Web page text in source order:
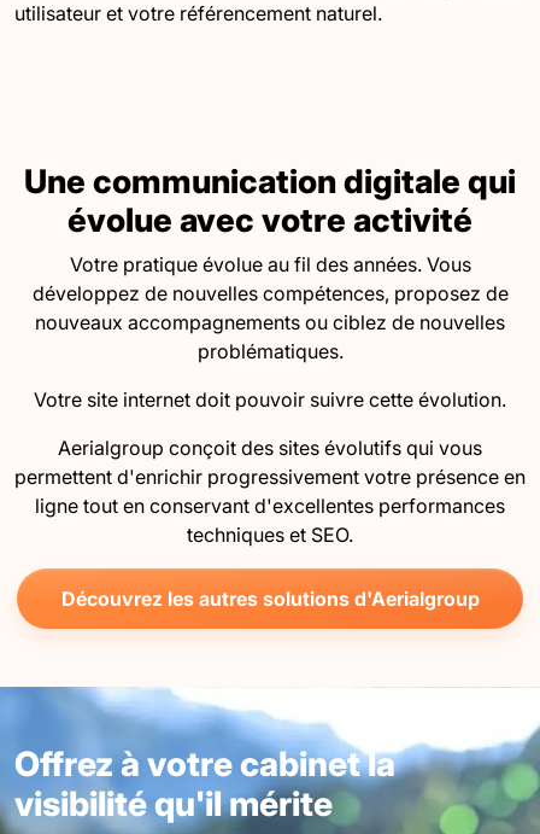
utilisateur et votre référencement naturel.
Une communication digitale qui
évolue avec votre activité
Votre pratique évolue au fil des années. Vous
développez de nouvelles compétences, proposez de
nouveaux accompagnements ou ciblez de nouvelles
problématiques.
Votre site internet doit pouvoir suivre cette évolution.
Aerialgroup conçoit des sites évolutifs qui vous
permettent d'enrichir progressivement votre présence en
ligne tout en conservant d'excellentes performances
techniques et SEO.
Découvrez les autres solutions d'Aerialgroup
Offrez à votre cabinet la
visibilité qu'il mérite